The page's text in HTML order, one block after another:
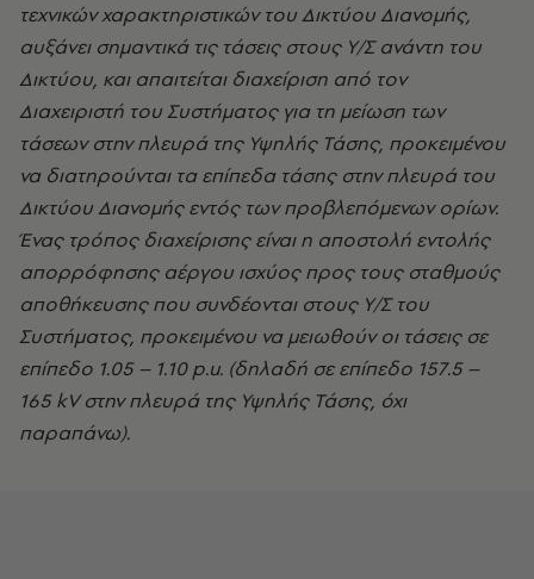
τεχνικών χαρακτηριστικών του Δικτύου Διανομής,
αυξάνει σημαντικά τις τάσεις στους Υ/Σ ανάντη του
Δικτύου, και απαιτείται διαχείριση από τον
Διαχειριστή του Συστήματος για τη μείωση των
τάσεων στην πλευρά της Υψηλής Τάσης, προκειμένου
να διατηρούνται τα επίπεδα τάσης στην πλευρά του
Δικτύου Διανομής εντός των προβλεπόμενων ορίων.
Ένας τρόπος διαχείρισης είναι η αποστολή εντολής
απορρόφησης αέργου ισχύος προς τους σταθμούς
αποθήκευσης που συνδέονται στους Υ/Σ του
Συστήματος, προκειμένου να μειωθούν οι τάσεις σε
επίπεδο 1.05 – 1.10 p.u. (δηλαδή σε επίπεδο 157.5 –
165 kV στην πλευρά της Υψηλής Τάσης, όχι
παραπάνω).